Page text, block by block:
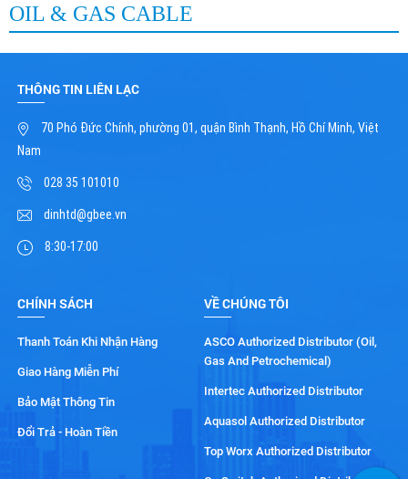
OIL & GAS CABLE
THÔNG TIN LIÊN LẠC
70 Phó Đức Chính, phường 01, quận Bình Thạnh, Hồ Chí Minh, Việt
Nam
028 35 101010
dinhtd@gbee.vn
8:30-17:00
CHÍNH SÁCH
Thanh Toán Khi Nhận Hàng
Giao Hàng Miễn Phí
Bảo Mật Thông Tin
Đổi Trả - Hoàn Tiền
VỀ CHÚNG TÔI
ASCO Authorized Distributor (Oil,
Gas And Petrochemical)
Intertec Authorized Distributor
Aquasol Authorized Distributor
Top Worx Authorized Distributor